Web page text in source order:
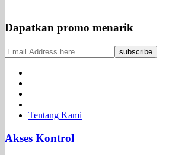
Dapatkan promo menarik
Tentang Kami
Akses Kontrol